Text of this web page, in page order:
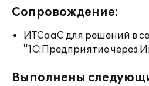
Сопровождение:
ИТСааС для решений в
"1С:Предприятие через
Выполнены